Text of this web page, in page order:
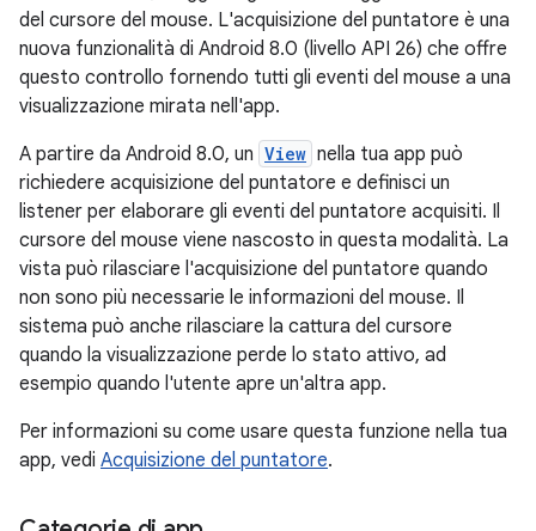
del cursore del mouse. L'acquisizione del puntatore è una
nuova funzionalità di Android 8.0 (livello API 26) che offre
questo controllo fornendo tutti gli eventi del mouse a una
visualizzazione mirata nell'app.
A partire da Android 8.0, un View nella tua app può
richiedere acquisizione del puntatore e definisci un
listener per elaborare gli eventi del puntatore acquisiti. Il
cursore del mouse viene nascosto in questa modalità. La
vista può rilasciare l'acquisizione del puntatore quando
non sono più necessarie le informazioni del mouse. Il
sistema può anche rilasciare la cattura del cursore
quando la visualizzazione perde lo stato attivo, ad
esempio quando l'utente apre un'altra app.
Per informazioni su come usare questa funzione nella tua
app, vedi Acquisizione del puntatore.